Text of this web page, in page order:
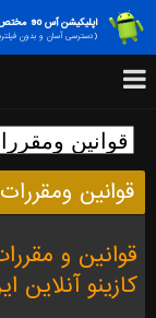
اپلیکیشن آس 90 مختص اندروید
(دسترسی آسان و بدون
قوانین ومقررات
قوانین و
کازینو آنلاین